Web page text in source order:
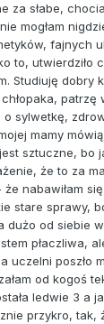
za słabe,
mogłam
fajnych
to, utwierdziło
Studiuję dobry
patrzę
o sylwetkę,
mamy
sztuczne, bo
że to za
że nabawiłam
stare sprawy,
dużo od siebie
płaczliwa,
uczelni poszło
od kogoś
ledwie 3 a
przykro, tak,